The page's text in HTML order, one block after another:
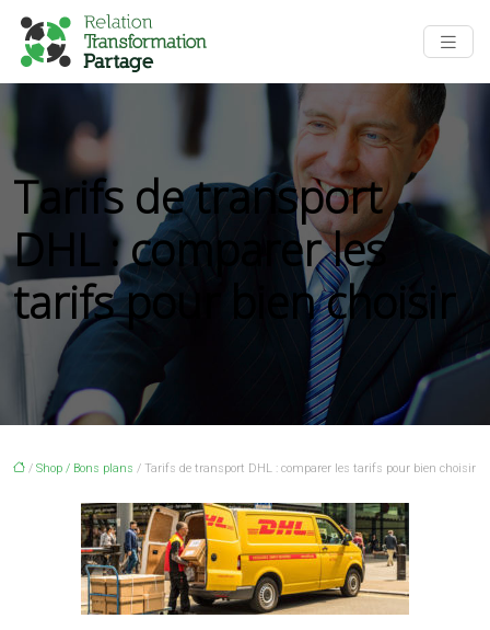
Tarifs de transport
DHL : comparer les
tarifs pour bien choisir
/ Shop / Bons plans / Tarifs de transport DHL : comparer les tarifs pour bien choisir